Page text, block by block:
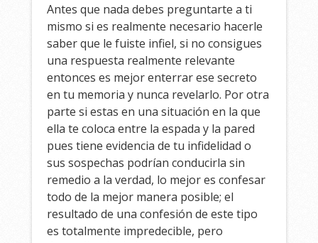
Antes que nada debes preguntarte a ti
mismo si es realmente necesario hacerle
saber que le fuiste infiel, si no consigues
una respuesta realmente relevante
entonces es mejor enterrar ese secreto
en tu memoria y nunca revelarlo. Por otra
parte si estas en una situación en la que
ella te coloca entre la espada y la pared
pues tiene evidencia de tu infidelidad o
sus sospechas podrían conducirla sin
remedio a la verdad, lo mejor es confesar
todo de la mejor manera posible; el
resultado de una confesión de este tipo
es totalmente impredecible, pero